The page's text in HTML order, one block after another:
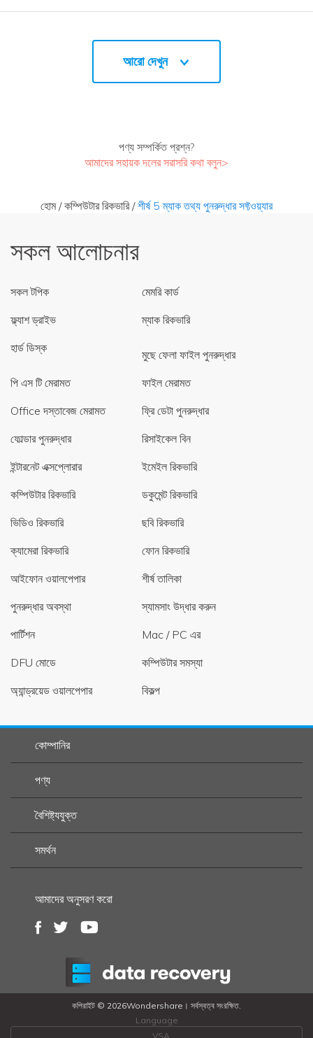
আরো দেখুন
পণ্য সম্পর্কিত প্রশ্ন?
আমাদের সহায়ক দলের সরাসরি কথা বলুন>
হোম/কম্পিউটার রিকভারি/শীর্ষ 5 ম্যাক তথ্য পুনরুদ্ধার সফ্টওয়্যার
সকল আলোচনার
সকল টপিক
মেমরি কার্ড
ফ্ল্যাশ ড্রাইভ
ম্যাক রিকভারি
হার্ড ডিস্ক
মুছে ফেলা ফাইল পুনরুদ্ধার
পি এস টি মেরামত
ফাইল মেরামত
Office দস্তাবেজ মেরামত
ফ্রি ডেটা পুনরুদ্ধার
ফোল্ডার পুনরুদ্ধার
রিসাইকেল বিন
ইন্টারনেট এক্সপ্লোরার
ইমেইল রিকভারি
কম্পিউটার রিকভারি
ডকুমেন্ট রিকভারি
ভিডিও রিকভারি
ছবি রিকভারি
ক্যামেরা রিকভারি
ফোন রিকভারি
আইফোন ওয়ালপেপার
শীর্ষ তালিকা
পুনরুদ্ধার অবস্থা
স্যামসাং উদ্ধার করুন
পার্টিশন
Mac / PC এর
DFU মোডে
কম্পিউটার সমস্যা
অ্যান্ড্রয়েড ওয়ালপেপার
বিকল্প
কোম্পানির
পণ্য
বৈশিষ্ট্যযুক্ত
সমর্থন
আমাদের অনুসরণ করো
কপিরাইট © 2026Wondershare। সর্বস্বত্ব সংরক্ষিত.
Language
VSA